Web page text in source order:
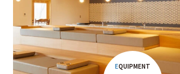
EQUIPMENT